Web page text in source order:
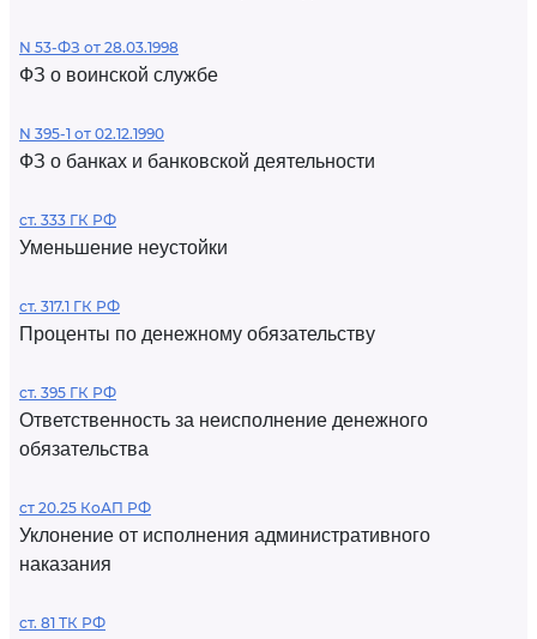
N 53-ФЗ от 28.03.1998
ФЗ о воинской службе
N 395-1 от 02.12.1990
ФЗ о банках и банковской деятельности
ст. 333 ГК РФ
Уменьшение неустойки
ст. 317.1 ГК РФ
Проценты по денежному обязательству
ст. 395 ГК РФ
Ответственность за неисполнение денежного
обязательства
ст 20.25 КоАП РФ
Уклонение от исполнения административного
наказания
ст. 81 ТК РФ